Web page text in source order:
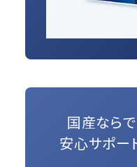
国産なら
安心サポー